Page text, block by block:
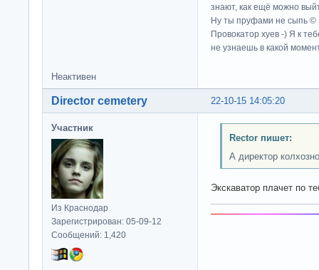
знают, как ещё можно
Ну ты пруфами не сыпь ©
Провокатор хуев -) Я к
не узнаешь в какой
Неактивен
22-10-15 14:05:20
Director cemetery
Участник
Из Краснодар
Зарегистрирован: 05-09-12
Сообщений: 1,420
Rector пишет:
А директор
Экскаватор плачет по